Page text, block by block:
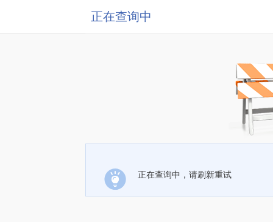
正在查询中
正在查询中，请刷新重试